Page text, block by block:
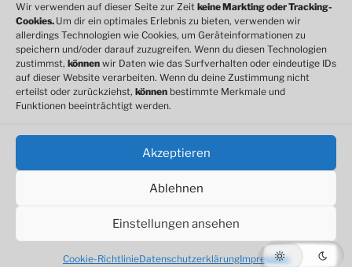
Wir verwenden auf dieser Seite zur Zeit keine Markting oder Tracking-
Cookies. Um dir ein optimales Erlebnis zu bieten, verwenden wir
allerdings Technologien wie Cookies, um Geräteinformationen zu
speichern und/oder darauf zuzugreifen. Wenn du diesen Technologien
zustimmst, können wir Daten wie das Surfverhalten oder eindeutige IDs
auf dieser Website verarbeiten. Wenn du deine Zustimmung nicht
erteilst oder zurückziehst, können bestimmte Merkmale und
Funktionen beeinträchtigt werden.
Akzeptieren
Ablehnen
Einstellungen ansehen
Cookie-RichtlinieDatenschutzerklärungImpressum
© 2026 Motorclub Neuburg e.V.
Cookie-Richtlinie
Impressum
Datenschutzerklärung Stolz präsentiert von WordPress